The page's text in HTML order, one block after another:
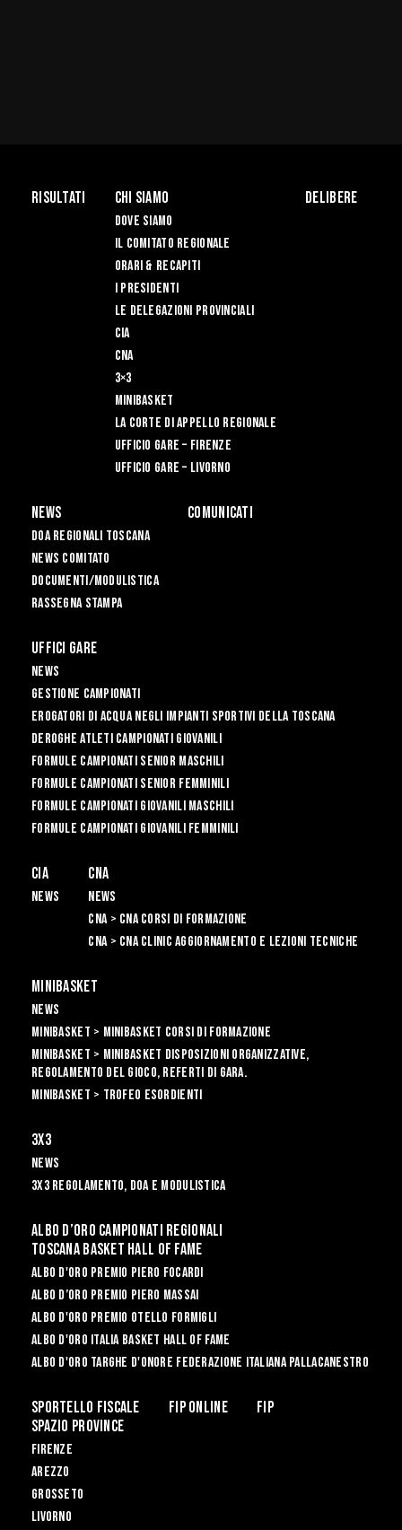
Risultati Chi siamo
Dove siamo
Il Comitato Regionale
Orari & recapiti
I Presidenti
Le Delegazioni Provinciali
CIA
CNA
3×3
Minibasket
La Corte di Appello Regionale
Ufficio Gare – Firenze
Ufficio Gare – Livorno
Delibere
News
Doa Regionali Toscana
News Comitato
Documenti/Modulistica
Rassegna Stampa
Comunicati
Uffici Gare
News
Gestione Campionati
Erogatori di Acqua negli impianti sportivi della Toscana
Deroghe Atleti Campionati Giovanili
Formule Campionati Senior Maschili
Formule Campionati Senior Femminili
Formule Campionati Giovanili Maschili
Formule Campionati Giovanili Femminili
CIA
News
CNA
News
CNA > CNA Corsi di Formazione
CNA > CNA Clinic Aggiornamento e Lezioni Tecniche
Minibasket
News
Minibasket > Minibasket Corsi di Formazione
Minibasket > Minibasket Disposizioni Organizzative,
Regolamento del gioco, Referti di gara.
Minibasket > Trofeo Esordienti
3X3
News
3x3 Regolamento, Doa e Modulistica
Albo d’oro campionati regionali
Toscana Basket Hall of Fame
Albo D'oro Premio Piero Focardi
Albo d’Oro Premio Piero Massai
Albo D'oro Premio Otello Formigli
Albo d'Oro Italia Basket Hall of Fame
Albo d'Oro Targhe d'Onore Federazione Italiana Pallacanestro
Sportello Fiscale Fip Online
FIP
Spazio Province
Firenze
Arezzo
Grosseto
Livorno